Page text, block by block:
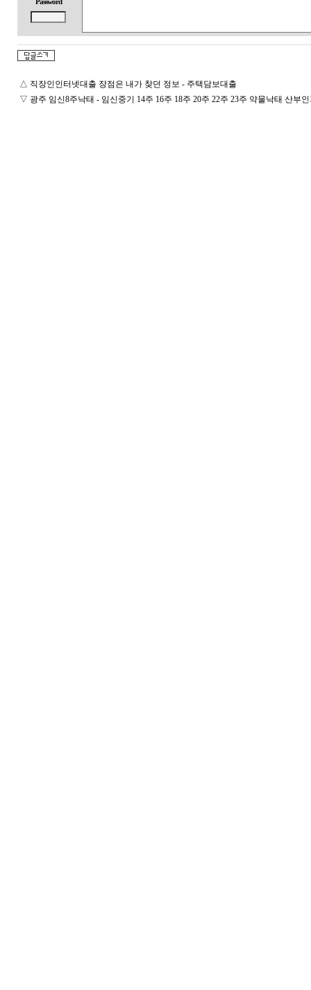
Password
△ 직장인인터넷대출 장점은 내가 찾던 정보 - 주택담보대출
▽ 광주 임신8주낙태 - 임신중기 14주 16주 18주 20주 22주 23주 약물낙태 산부